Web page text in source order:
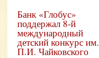
Банк «Глобус»
поддержал 8-й
международный
детский конкурс им.
П.И. Чайковского